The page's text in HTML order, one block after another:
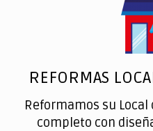
REFORMAS
Reformamos su Local
completo con